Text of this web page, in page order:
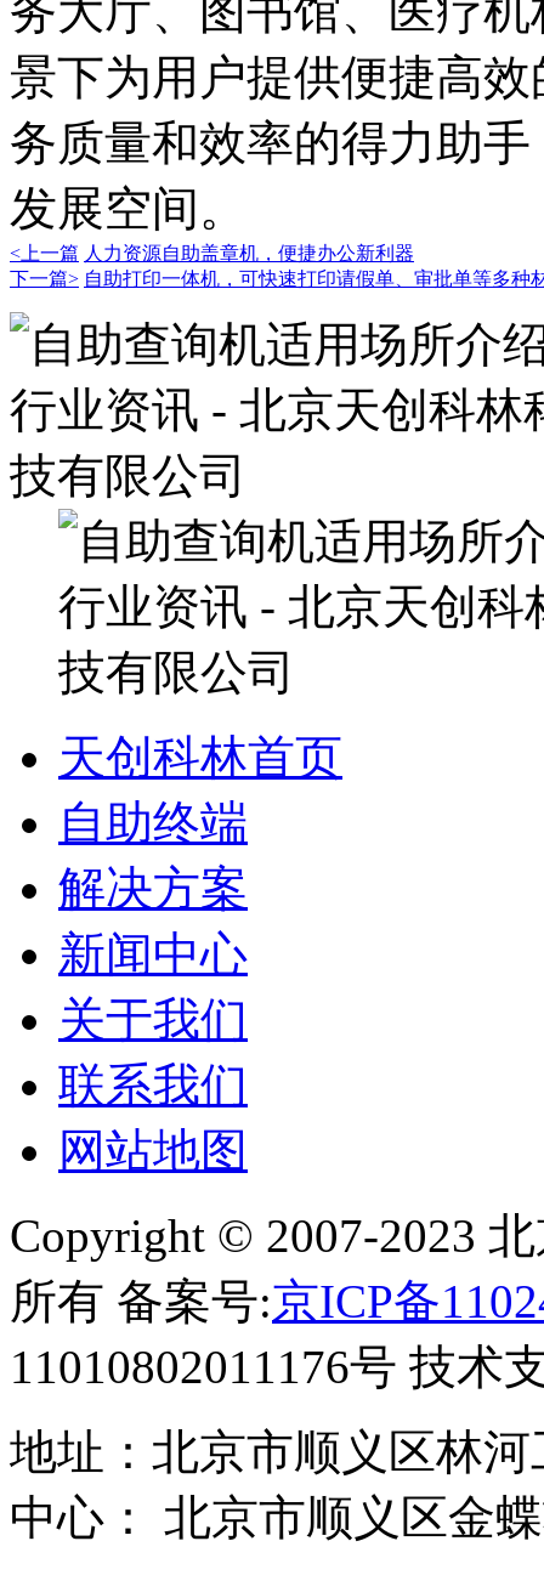
务大厅、图书馆、医疗
景下为用户提供便捷高
务质量和效率的得力助
发展空间。
<上一篇 人力资源自助盖章机，便捷办公新利器
下一篇> 自助打印一体机，可快速打印请假单、审批单等多种
天创科林首页
自助终端
解决方案
新闻中心
关于我们
联系我们
网站地图
Copyright © 2007-2023
所有 备案号:京ICP备
11010802011176号 技术
地址：北京市顺义区林
中心： 北京市顺义区金